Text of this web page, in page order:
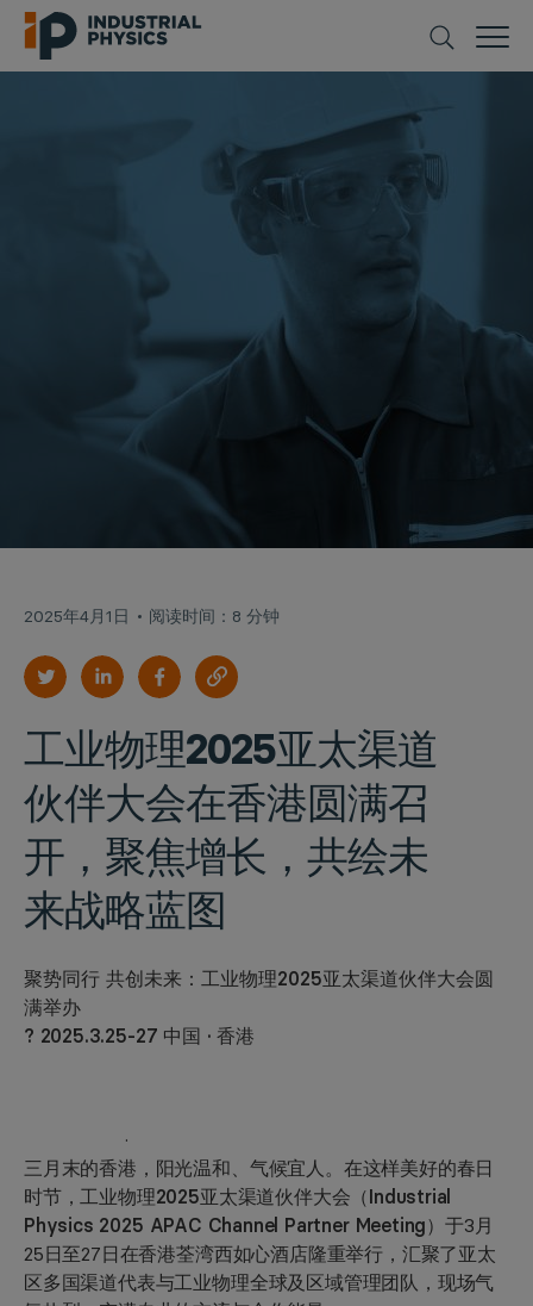
2025年4月1日 阅读时间：8 分钟
工业物理2025亚太渠道
伙伴大会在香港圆满召
开，聚焦增长，共绘未
来战略蓝图
聚势同行 共创未来： 工业物理2025亚太渠道伙伴大会圆
满举办
? 2025.3.25-27 中国 · 香港
·
三月末的香港，阳光温和、气候宜人。在这样美好的春日
时节，工业物理2025亚太渠道伙伴大会（Industrial
Physics 2025 APAC Channel Partner Meeting）于3月
25日至27日在香港荃湾西如心酒店隆重举行，汇聚了亚太
区多国渠道代表与工业物理全球及区域管理团队，现场气